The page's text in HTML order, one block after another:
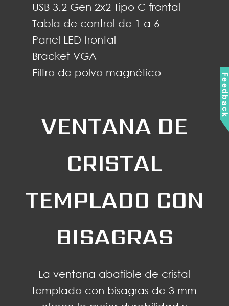
USB 3.2 Gen 2x2 Tipo C frontal
Tabla de control de 1 a 6
Panel LED frontal
Bracket VGA
Filtro de polvo magnético
VENTANA DE
CRISTAL
TEMPLADO CON
BISAGRAS
La ventana abatible de cristal
templado con bisagras de 3 mm